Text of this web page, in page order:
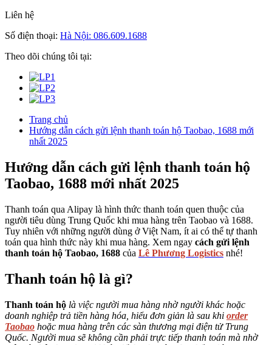
Liên hệ
Số điện thoại: Hà Nội: 086.609.1688
Theo dõi chúng tôi tại:
Trang chủ
Hướng dẫn cách gửi lệnh thanh toán hộ Taobao, 1688 mới
nhất 2025
Hướng dẫn cách gửi lệnh thanh toán hộ
Taobao, 1688 mới nhất 2025
Thanh toán qua Alipay là hình thức thanh toán quen thuộc của
người tiêu dùng Trung Quốc khi mua hàng trên Taobao và 1688.
Tuy nhiên với những người dùng ở Việt Nam, ít ai có thể tự thanh
toán qua hình thức này khi mua hàng. Xem ngay cách gửi lệnh
thanh toán hộ Taobao, 1688 của Lê Phương Logistics nhé!
Thanh toán hộ là gì?
Thanh toán hộ là việc người mua hàng nhờ người khác hoặc
doanh nghiệp trả tiền hàng hóa, hiểu đơn giản là sau khi order
Taobao hoặc mua hàng trên các sàn thương mại điện tử Trung
Quốc. Người mua sẽ không cần phải trực tiếp thanh toán mà nhờ